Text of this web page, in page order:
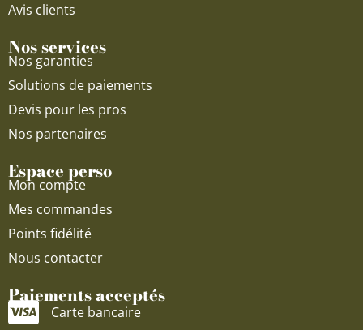
Avis clients
Nos services
Nos garanties
Solutions de paiements
Devis pour les pros
Nos partenaires
Espace perso
Mon compte
Mes commandes
Points fidélité
Nous contacter
Paiements acceptés
Carte bancaire